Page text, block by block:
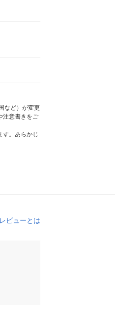
など）が変更
注意書きをご
す。あらかじ
レビューとは